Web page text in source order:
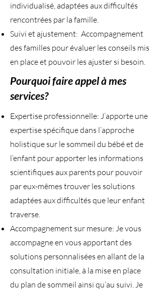
individualisé, adaptées aux difficultés
rencontrées par la famille.
Suivi et ajustement: Accompagnement
des familles pour évaluer les conseils mis
en place et pouvoir les ajuster si besoin.
Pourquoi faire appel à mes
services?
Expertise professionnelle: J’apporte une
expertise spécifique dans l’approche
holistique sur le sommeil du bébé et de
l’enfant pour apporter les informations
scientifiques aux parents pour pouvoir
par eux-mêmes trouver les solutions
adaptées aux difficultés que leur enfant
traverse.
Accompagnement sur mesure: Je vous
accompagne en vous apportant des
solutions personnalisées en allant de la
consultation initiale, à la mise en place
du plan de sommeil ainsi qu’au suivi. Je